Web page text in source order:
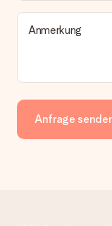
Anmerkung
Anfrage